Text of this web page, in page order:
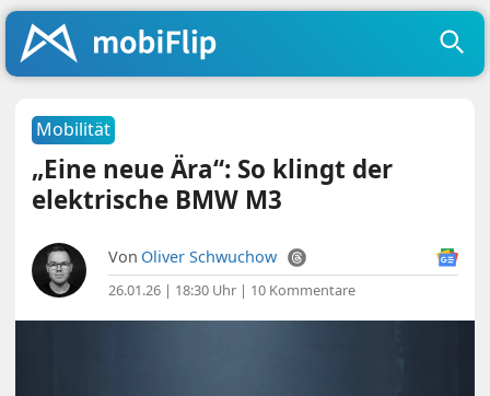
Mobilität
„Eine neue Ära“: So klingt der
elektrische BMW M3
Von Oliver Schwuchow
26.01.26 | 18:30 Uhr | 10 Kommentare